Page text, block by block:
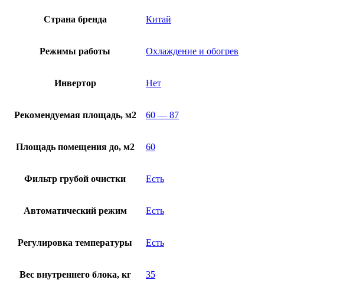
Страна бренда Китай
Режимы работы Охлаждение и обогрев
Инвертор Нет
Рекомендуемая площадь, м2 60 — 87
Площадь помещения до, м2 60
Фильтр грубой очистки Есть
Автоматический режим Есть
Регулировка температуры Есть
Вес внутреннего блока, кг 35